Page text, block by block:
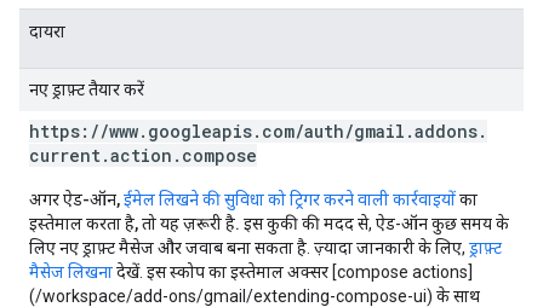
दायरा
नए ड्राफ़्ट तैयार करें
https: //www. googleapis. com/auth/gmail .addons.
current.action . compose
अगर ऐड-ऑन,ईमेल लिखने की सुविधा को ट्रिगर करने वाली कार्रवाइयोंका
इस्तेमाल करता है, तो यह ज़रूरी है. इस कुकी की मदद से, ऐड-ऑन कुछ समय के
लिए नए ड्राफ़्ट मैसेज और जवाब बना सकता है. ज़्यादा जानकारी के लिए, ड्राफ़्ट
मैसेज लिखनादेखें. इस स्कोप का इस्तेमाल अक्सर [compose actions]
(/workspace/add-ons/gmail/extending-compose-ui) के साथ